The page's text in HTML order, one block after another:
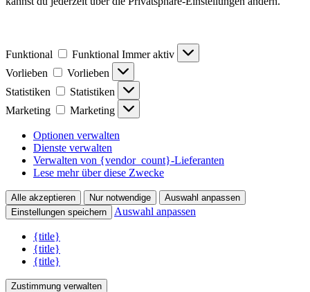
Funktional Funktional Immer aktiv
Vorlieben
Vorlieben
Statistiken
Statistiken
Marketing
Marketing
Optionen verwalten
Dienste verwalten
Verwalten von {vendor_count}-Lieferanten
Lese mehr über diese Zwecke
Alle akzeptieren Nur notwendige
Auswahl anpassen
Einstellungen speichern
Auswahl anpassen
{title}
{title}
{title}
Zustimmung verwalten